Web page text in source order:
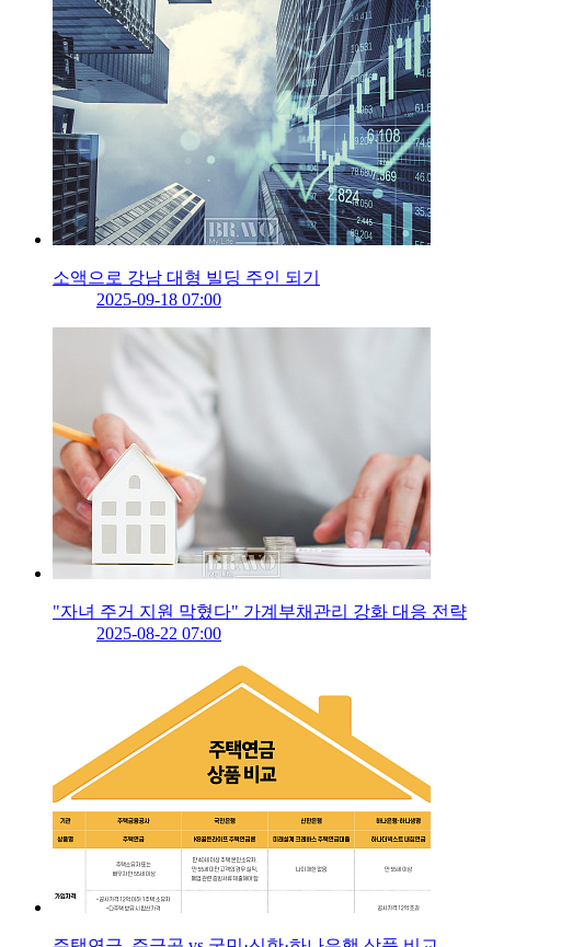
소액으로 강남 대형 빌딩 주인 되기
2025-09-18 07:00
"자녀 주거 지원 막혔다" 가계부채관리 강화 대응 전략
2025-08-22 07:00